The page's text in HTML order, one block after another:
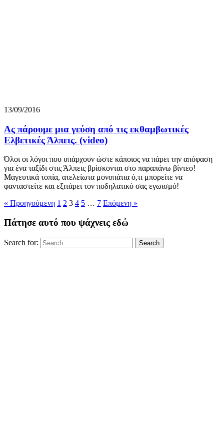
13/09/2016
Ας πάρουμε μια γεύση από τις εκθαμβωτικές
Ελβετικές Άλπεις. (video)
Όλοι οι λόγοι που υπάρχουν ώστε κάποιος να πάρει την απόφαση
για ένα ταξίδι στις Άλπεις βρίσκονται στο παραπάνω βίντεο!
Μαγευτικά τοπία, ατελείωτα μονοπάτια ό,τι μπορείτε να
φανταστείτε και εξιτάρει τον ποδηλατικό σας εγωισμό!
« Προηγούμενη 1 2 3 4 5 … 7 Επόμενη »
Πάτησε αυτό που ψάχνεις εδώ
Search for: Search